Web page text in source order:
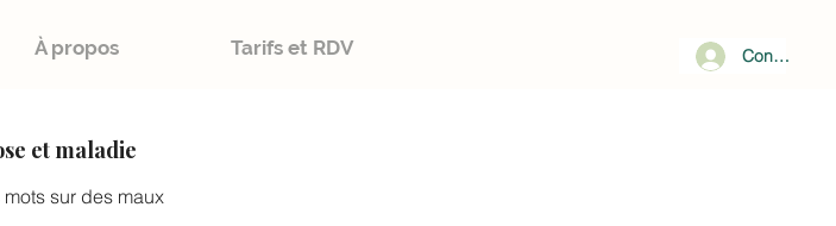
À propos Tarifs et RDV Connecter
et maladie
sur des maux